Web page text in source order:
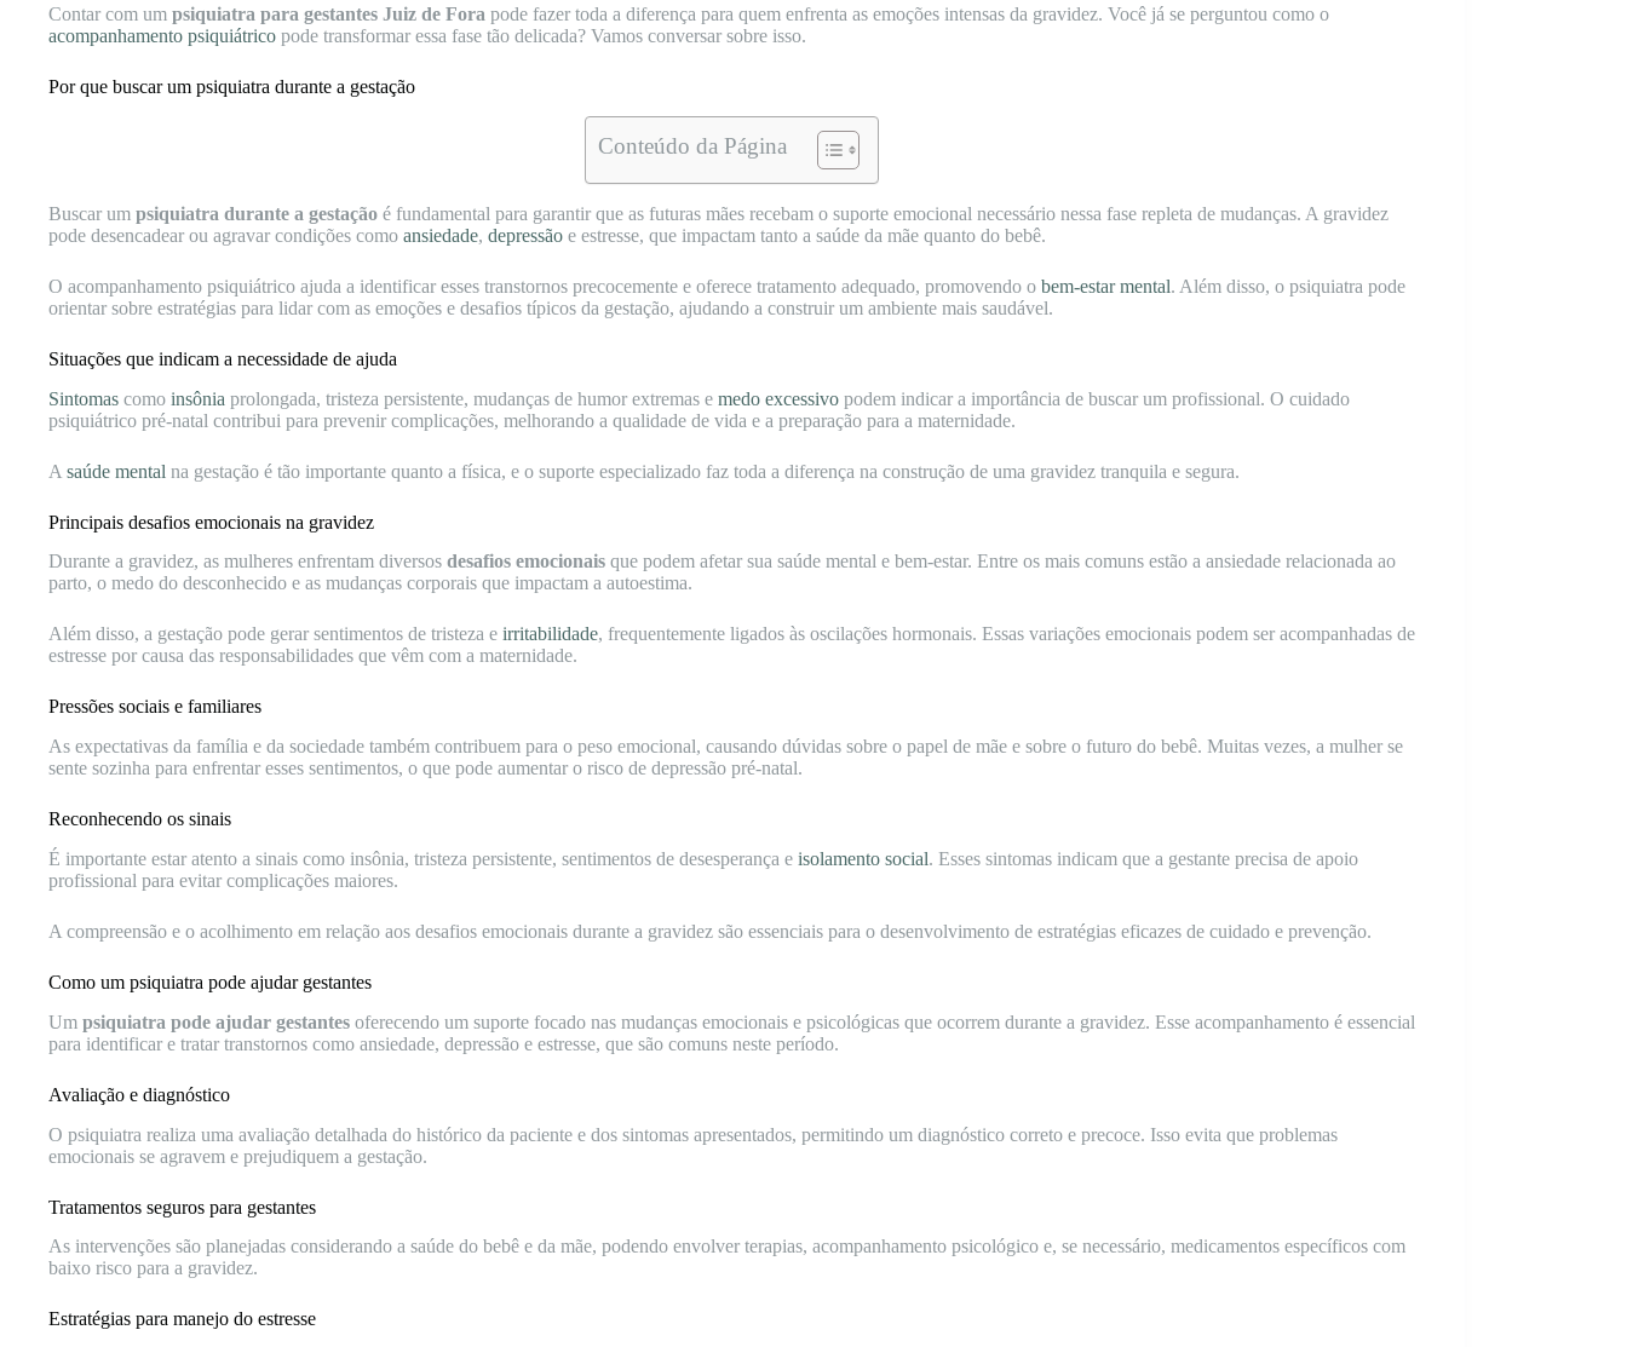
Contar com um psiquiatra para gestantes Juiz de Fora pode fazer toda a diferença para quem enfrenta as emoções intensas da gravidez. Você já se perguntou como o
acompanhamento psiquiátrico pode transformar essa fase tão delicada? Vamos conversar sobre isso.
Por que buscar um psiquiatra durante a gestação
Conteúdo da Página
Buscar um psiquiatra durante a gestação é fundamental para garantir que as futuras mães recebam o suporte emocional necessário nessa fase repleta de mudanças. A gravidez
pode desencadear ou agravar condições como ansiedade, depressão e estresse, que impactam tanto a saúde da mãe quanto do bebê.
O acompanhamento psiquiátrico ajuda a identificar esses transtornos precocemente e oferece tratamento adequado, promovendo o bem-estar mental. Além disso, o psiquiatra pode
orientar sobre estratégias para lidar com as emoções e desafios típicos da gestação, ajudando a construir um ambiente mais saudável.
Situações que indicam a necessidade de ajuda
Sintomas como insônia prolongada, tristeza persistente, mudanças de humor extremas e medo excessivo podem indicar a importância de buscar um profissional. O cuidado
psiquiátrico pré-natal contribui para prevenir complicações, melhorando a qualidade de vida e a preparação para a maternidade.
A saúde mental na gestação é tão importante quanto a física, e o suporte especializado faz toda a diferença na construção de uma gravidez tranquila e segura.
Principais desafios emocionais na gravidez
Durante a gravidez, as mulheres enfrentam diversos desafios emocionais que podem afetar sua saúde mental e bem-estar. Entre os mais comuns estão a ansiedade relacionada ao
parto, o medo do desconhecido e as mudanças corporais que impactam a autoestima.
Além disso, a gestação pode gerar sentimentos de tristeza e irritabilidade, frequentemente ligados às oscilações hormonais. Essas variações emocionais podem ser acompanhadas de
estresse por causa das responsabilidades que vêm com a maternidade.
Pressões sociais e familiares
As expectativas da família e da sociedade também contribuem para o peso emocional, causando dúvidas sobre o papel de mãe e sobre o futuro do bebê. Muitas vezes, a mulher se
sente sozinha para enfrentar esses sentimentos, o que pode aumentar o risco de depressão pré-natal.
Reconhecendo os sinais
É importante estar atento a sinais como insônia, tristeza persistente, sentimentos de desesperança e isolamento social. Esses sintomas indicam que a gestante precisa de apoio
profissional para evitar complicações maiores.
A compreensão e o acolhimento em relação aos desafios emocionais durante a gravidez são essenciais para o desenvolvimento de estratégias eficazes de cuidado e prevenção.
Como um psiquiatra pode ajudar gestantes
Um psiquiatra pode ajudar gestantes oferecendo um suporte focado nas mudanças emocionais e psicológicas que ocorrem durante a gravidez. Esse acompanhamento é essencial
para identificar e tratar transtornos como ansiedade, depressão e estresse, que são comuns neste período.
Avaliação e diagnóstico
O psiquiatra realiza uma avaliação detalhada do histórico da paciente e dos sintomas apresentados, permitindo um diagnóstico correto e precoce. Isso evita que problemas
emocionais se agravem e prejudiquem a gestação.
Tratamentos seguros para gestantes
As intervenções são planejadas considerando a saúde do bebê e da mãe, podendo envolver terapias, acompanhamento psicológico e, se necessário, medicamentos específicos com
baixo risco para a gravidez.
Estratégias para manejo do estresse